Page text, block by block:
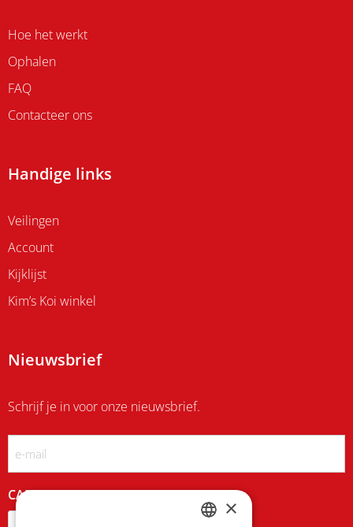
Hoe het werkt
Ophalen
FAQ
Contacteer ons
Handige links
Veilingen
Account
Kijklijst
Kim’s Koi winkel
Nieuwsbrief
Schrijf je in voor onze nieuwsbrief.
CAPTCHA
×